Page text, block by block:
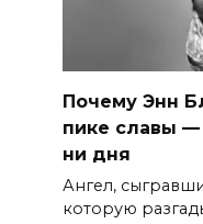
Почему Энн
пике славы
ни дня
Ангел,
которую